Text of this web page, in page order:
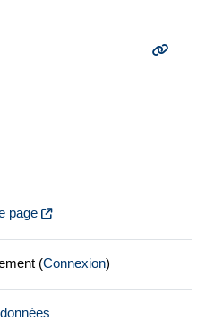
page
(Connexion)